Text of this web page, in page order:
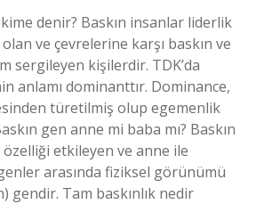
denir? Baskın insanlar liderlik
ve çevrelerine karşı baskın ve
sergileyen kişilerdir. TDK’da
anlamı dominanttır. Dominance,
türetilmiş olup egemenlik
gen anne mi baba mı? Baskın
özelliği etkileyen ve anne ile
arasında fiziksel görünümü
gendir. Tam baskınlık nedir